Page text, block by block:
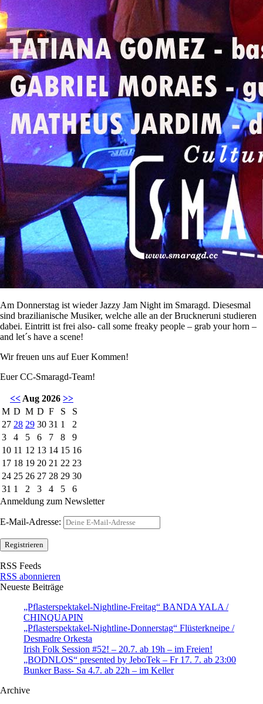
Am Donnerstag ist wieder Jazzy Jam Night im Smaragd. Diesesmal
sind brazilianische Musiker, welche alle an der Bruckneruni studieren
dabei. Eintritt ist frei also- call some freaky people – grab your horn –
and let´s have a scene!
Wir freuen uns auf Euer Kommen!
Euer CC-Smaragd-Team!
<< Aug 2026 >>
M D M D F S
S
27 28 29 30 31 1
2
3
4 5 6 7 8
9
10 11 12 13 14 15 16
17 18 19 20 21 22 23
24 25 26 27 28 29 30
31 1 2 3 4 5
6
Anmeldung zum Newsletter
E-Mail-Adresse:
RSS Feeds
RSS abonnieren
Neueste Beiträge
„Pflasterspektakel-Nightline-Freitag“ BANDA YALA /
CHINQUAPIN
„Pflasterspektakel-Nightline-Donnerstag“ Flüsterkneipe /
Desmadre Orkesta
Irish Folk Session #52! – 20.7. ab 19h – im Freien!
„BODNLOS“ presented by JeboTek – Fr 17. 7. ab 23:00
Bunker Bass- Sa 4.7. ab 22h – im Keller
Archive